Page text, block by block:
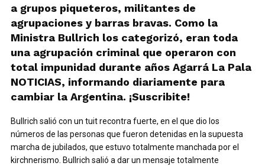
a grupos piqueteros, militantes de
agrupaciones y barras bravas. Como la
Ministra Bullrich los categorizó, eran toda
una agrupación criminal que operaron con
total impunidad durante años Agarrá La Pala
NOTICIAS, informando diariamente para
cambiar la Argentina. ¡Suscribite!
Bullrich salió con un tuit recontra fuerte, en el que dio los
números de las personas que fueron detenidas en la supuesta
marcha de jubilados, que estuvo totalmente manchada por el
kirchnerismo. Bullrich salió a dar un mensaje totalmente